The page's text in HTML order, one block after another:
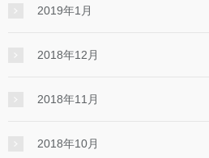
2019年1月
2018年12月
2018年11月
2018年10月